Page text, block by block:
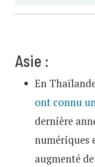
Asie :
En
ont connu
dernière
numériques
augmenté